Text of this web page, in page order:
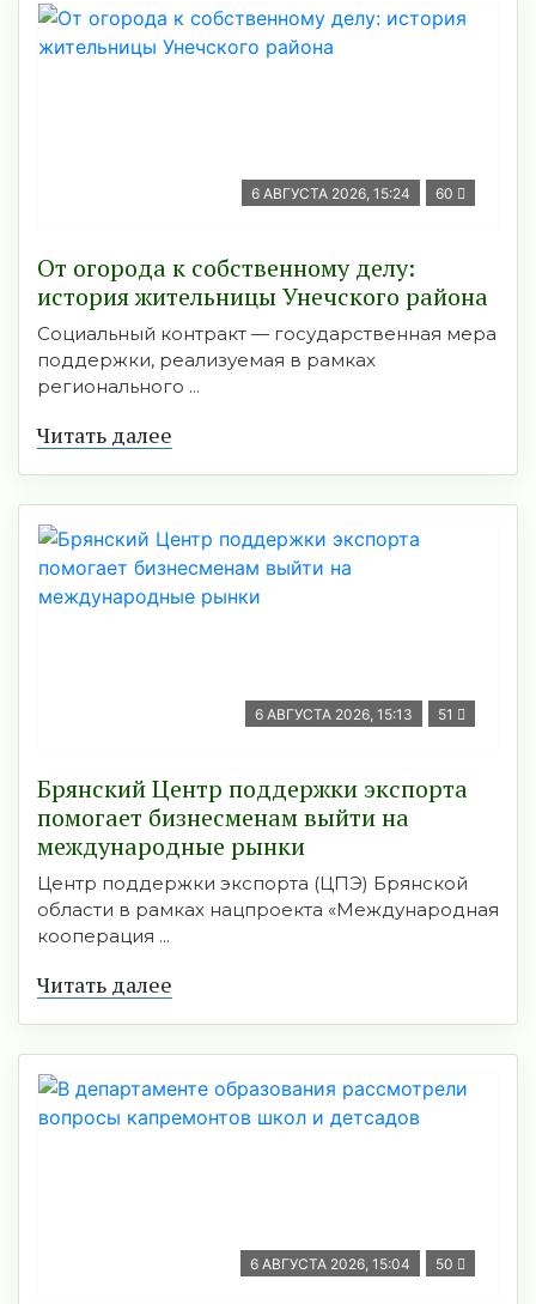
6 АВГУСТА 2026, 15:24 60
От огорода к собственному делу:
история жительницы Унечского района
Социальный контракт — государственная мера
поддержки, реализуемая в рамках
регионального ...
Читать далее
6 АВГУСТА 2026, 15:13 51
Брянский Центр поддержки экспорта
помогает бизнесменам выйти на
международные рынки
Центр поддержки экспорта (ЦПЭ) Брянской
области в рамках нацпроекта «Международная
кооперация ...
Читать далее
6 АВГУСТА 2026, 15:04 50